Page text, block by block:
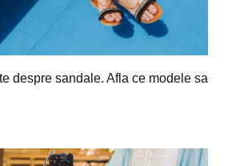
despre sandale. Afla ce modele sa